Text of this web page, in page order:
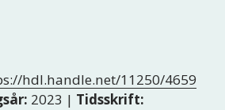
hdl.handle.net/11250/4659
2023 | Tidsskrift: